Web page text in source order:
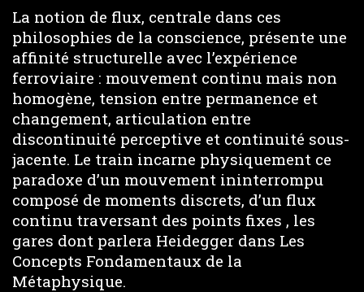
La notion de flux, centrale dans ces
philosophies de la conscience, présente une
affinité structurelle avec l’expérience
ferroviaire : mouvement continu mais non
homogène, tension entre permanence et
changement, articulation entre
discontinuité perceptive et continuité sous-
jacente. Le train incarne physiquement ce
paradoxe d’un mouvement ininterrompu
composé de moments discrets, d’un flux
continu traversant des points fixes , les
gares dont parlera Heidegger dans Les
Concepts Fondamentaux de la
Métaphysique.